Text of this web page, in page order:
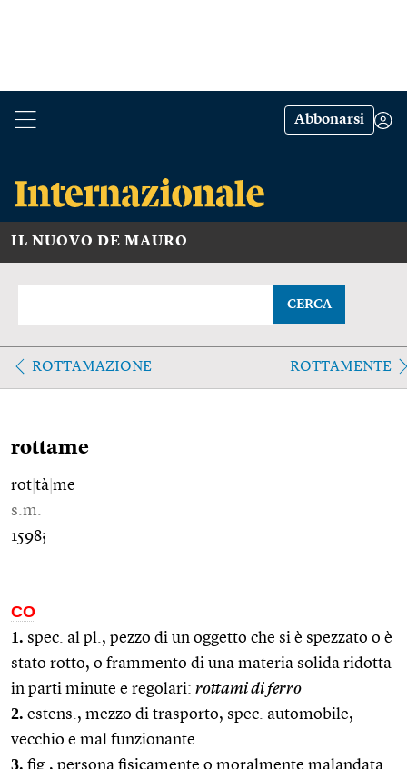
Abbonarsi
IL NUOVO DE MAURO
CERCA
ROTTAMAZIONE ROTTAMENTE
rottame
rot tà me
s.m.
1598;
CO
1. spec. al pl., pezzo di un oggetto che si è spezzato o è
stato rotto, o frammento di una materia solida ridotta
in parti minute e regolari: rottami di ferro
2. estens., mezzo di trasporto, spec. automobile,
vecchio e mal funzionante
3. fig., persona fisicamente o moralmente malandata